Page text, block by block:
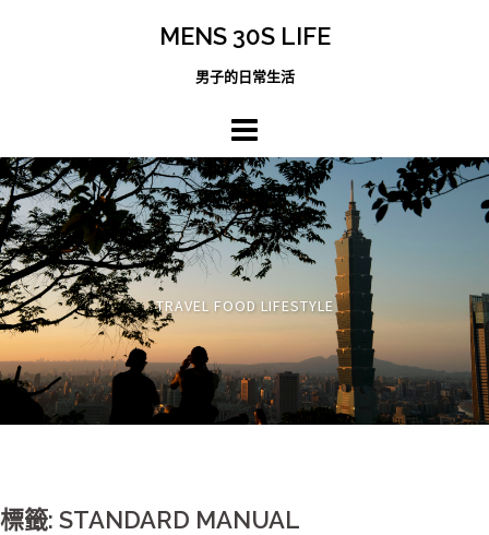
MENS 30S LIFE
男子的日常生活
TRAVEL FOOD LIFESTYLE
標籤: STANDARD MANUAL